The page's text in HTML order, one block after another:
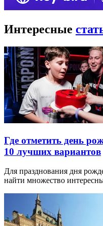
Интересные
Где отметить день
10 лучших вариантов
Для празднования дня
найти множество